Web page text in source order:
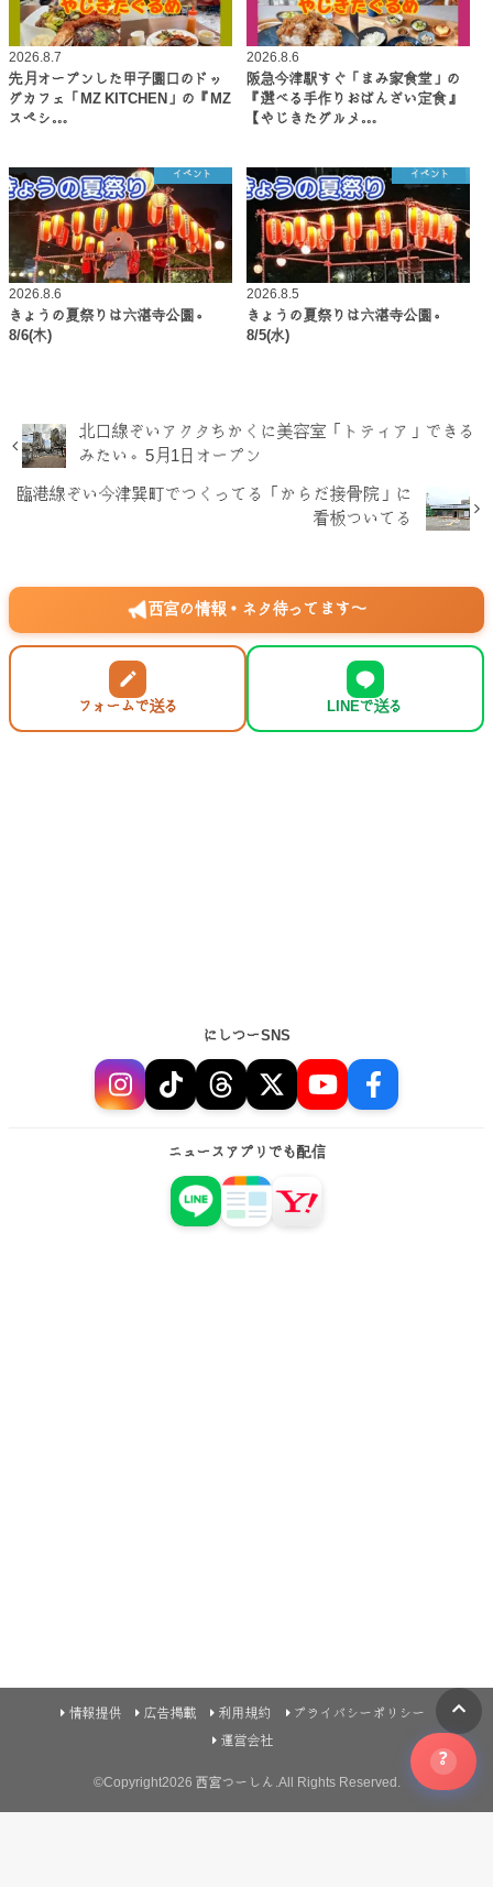
2026.8.7
先月オープンした甲子園口のドッ
グカフェ「MZ KITCHEN」の『MZ
スペシ…
2026.8.6
阪急今津駅すぐ「まみ家食堂」の
『選べる手作りおばんざい定食』
【やじきたグルメ…
イベント
2026.8.6
きょうの夏祭りは六湛寺公園。
8/6(木)
イベント
2026.8.5
きょうの夏祭りは六湛寺公園。
8/5(水)
北口線ぞいアクタちかくに美容室「トティア」できる
みたい。5月1日オープン
臨港線ぞい今津巽町でつくってる「からだ接骨院」に
看板ついてる
西宮の情報・ネタ待ってます〜
フォームで送る LINEで送る
にしつーSNS
ニュースアプリでも配信
情報提供 広告掲載 利用規約
プライバシーポリシー
運営会社
©Copyright2026西宮つーしん.All Rights Reserved.
?